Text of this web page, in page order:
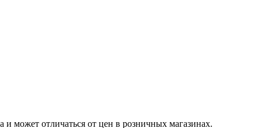
и может отличаться от цен в розничных магазинах.